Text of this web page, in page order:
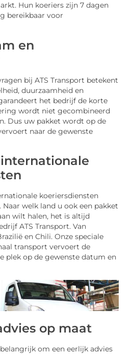
Hun koeriers zijn 7 dagen
bereikbaar voor
en
bij ATS Transport betekent
duurzaamheid en
het bedrijf de korte
wordt niet gecombineerd
Dus uw pakket wordt op de
naar de gewenste
koeriersdiensten
Naar welk land u ook een pakket
wilt halen, het is altijd
ATS Transport. Van
en Chili. Onze speciale
transport vervoert de
plek op de gewenste datum en
op maat
om een eerlijk advies